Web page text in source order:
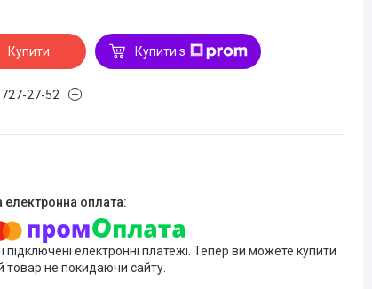
Купити Купити з
27-52
підключені електронні платежі. Тепер ви можете купити
товар не покидаючи сайту.